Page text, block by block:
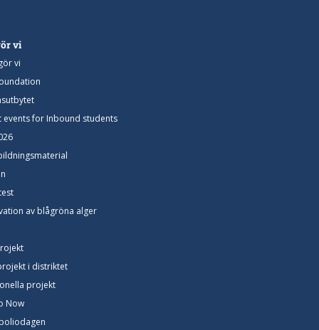
vi
vi
events for Inbound students
av blågröna alger
i distriktet
projekt
Now